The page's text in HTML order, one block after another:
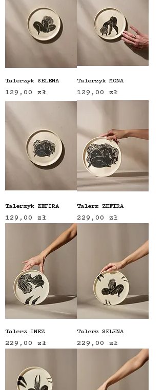
Talerzyk SELENA
Cena
129,00 zł
Talerzyk MONA
Cena
129,00 zł
Talerzyk ZEFIRA
Cena
129,00 zł
Talerz ZEFIRA
Cena
229,00 zł
Talerz INEZ
Cena
229,00 zł
Talerz SELENA
Cena
229,00 zł